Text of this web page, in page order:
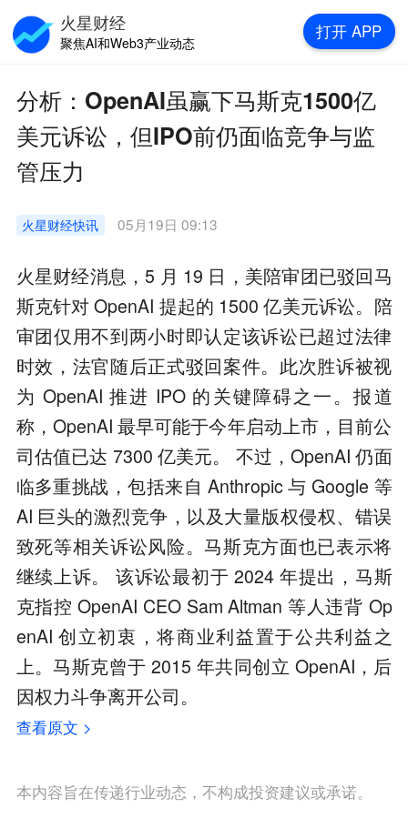
分析：OpenAI虽赢下马斯克1500亿
美元诉讼，但IPO前仍面临竞争与监
管压力
火星财经快讯 05月19日 09:13
火星财经消息，5 月 19 日，美陪审团已驳回马
斯克针对 OpenAI 提起的 1500 亿美元诉讼。陪
审团仅用不到两小时即认定该诉讼已超过法律
时效，法官随后正式驳回案件。此次胜诉被视
为 OpenAI 推进 IPO 的关键障碍之一。报道
称，OpenAI 最早可能于今年启动上市，目前公
司估值已达 7300 亿美元。 不过，OpenAI 仍面
临多重挑战，包括来自 Anthropic 与 Google 等
AI 巨头的激烈竞争，以及大量版权侵权、错误
致死等相关诉讼风险。马斯克方面也已表示将
继续上诉。 该诉讼最初于 2024 年提出，马斯
克指控 OpenAI CEO Sam Altman 等人违背 Op
enAI 创立初衷，将商业利益置于公共利益之
上。马斯克曾于 2015 年共同创立 OpenAI，后
因权力斗争离开公司。
查看原文 >
本内容旨在传递行业动态，不构成投资建议或承诺。
火星财经
聚焦AI和Web3产业动态
打开 APP